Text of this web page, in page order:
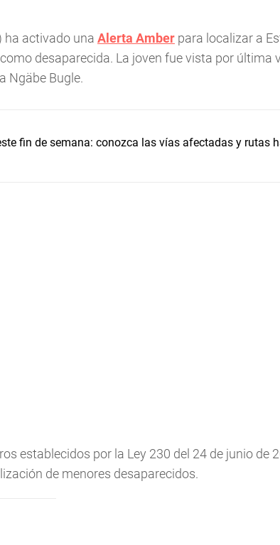
ha activado una Alerta Amber para localizar a
desaparecida. La joven fue vista por última
Ngäbe Bugle.
fin de semana: conozca las vías afectadas y rutas
establecidos por la Ley 230 del 24 de junio de
de menores desaparecidos.